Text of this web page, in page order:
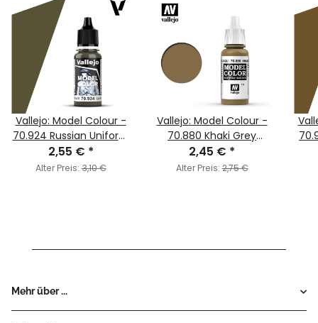
Vallejo: Model Colour -
70.924 Russian Uniform
WWII (MC094)
2,55 € *
Alter Preis:3,10 €
Vallejo: Model Colour -
70.880 Khaki Grey
(MC113)
2,45 € *
Alter Preis:2,75 €
Mehr über ...